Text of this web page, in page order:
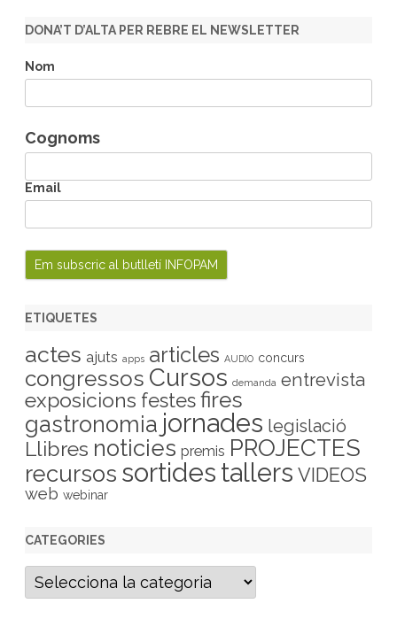
r
h
DONA’T D’ALTA PER REBRE EL NEWSLETTER
Nom
Cognoms
Email
ETIQUETES
actes ajuts apps articles AUDIO concurs
congressos Cursos demanda entrevista
exposicions festesfires
gastronomia jornades legislació
Llibres noticies premis PROJECTES
recursos sortides tallers VIDEOS
web webinar
CATEGORIES
C
t